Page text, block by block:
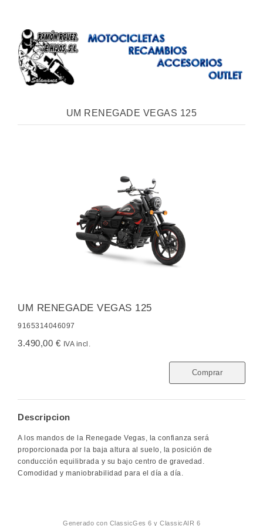
UM RENEGADE VEGAS 125
UM RENEGADE VEGAS 125
9165314046097
3.490,00 € IVA incl.
Comprar
Descripcion
A los mandos de la Renegade Vegas, la confianza será
proporcionada por la baja altura al suelo, la posición de
conducción equilibrada y su bajo centro de gravedad.
Comodidad y maniobrabilidad para el día a día.
Generado con ClassicGes 6 y ClassicAIR 6